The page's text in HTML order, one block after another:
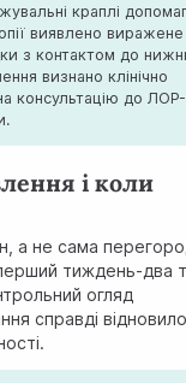
краплі
виявлено
з контактом до
визнано клінічно
консультацію до ЛОР-
і коли
а не сама
тиждень-два
огляд
справді